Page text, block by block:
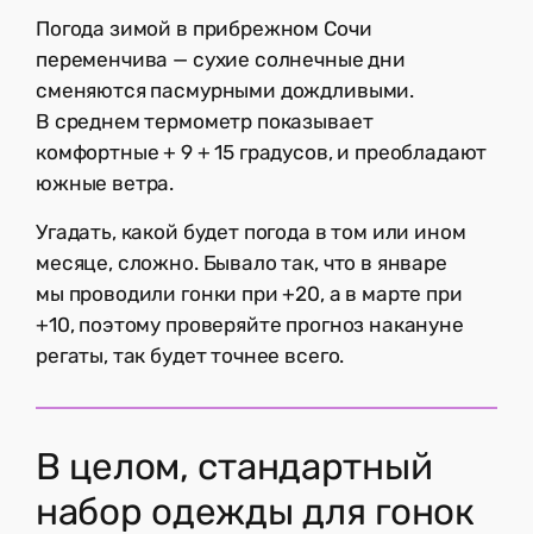
Погода зимой в прибрежном Сочи
переменчива — сухие солнечные дни
сменяются пасмурными дождливыми.
В среднем термометр показывает
комфортные + 9 + 15 градусов, и преобладают
южные ветра.
Угадать, какой будет погода в том или ином
месяце, сложно. Бывало так, что в январе
мы проводили гонки при +20, а в марте при
+10, поэтому проверяйте прогноз накануне
регаты, так будет точнее всего.
В целом, стандартный
набор одежды для гонок